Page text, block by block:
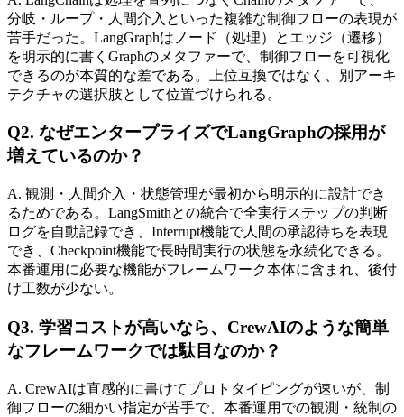
分岐・ループ・​人間介入と​いった​複雑な​制御フローの​表現が​
苦手だった。​LangGraphは​ノード​（処理）と​エッジ​（遷移）
を​明示的に​書く​Graphの​メタファーで、​制御フローを​可視化
できるのが​本質的な差である。​上位互換ではなく、​別アーキ
テクチャの​選択肢と​して​位置づけられる。
Q2. なぜエンタープライズで​​LangGraphの​​採用が​​
増えているのか？
A. 観測・​人間介入・状態管理が​最初から​明示的に​設計でき
る​ためである。​LangSmithとの​統合で​全実​行ステップの​判断
ログを​自動記録でき、​Interrupt機能で​人間の​承認待ちを​表現
でき、​Checkpoint機能で​長時間実行の​状態を​永続化できる。​
本番運用に​必要な​機能が​フレームワーク本体に​含まれ、​後付
け工数が​少ない。
Q3. 学習コストが​​高いなら、​​CrewAIのような​​簡単
な​​フレームワークでは​​駄目なのか？
A. CrewAIは​直感的に​書けて​プロトタイピングが​速いが、​制
御フローの​細かい​指定が​苦手で、​本番運用での​観測・統制の​